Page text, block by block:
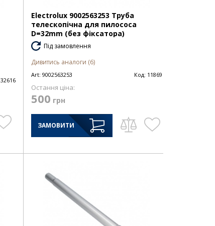
32616
Electrolux 9002563253 Труба
телескопічна для пилососа
D=32mm (без фіксатора)
Під замовлення
Дивитись аналоги (6)
Art: 9002563253 Код: 11869
Остання ціна:
500 грн
ЗАМОВИТИ